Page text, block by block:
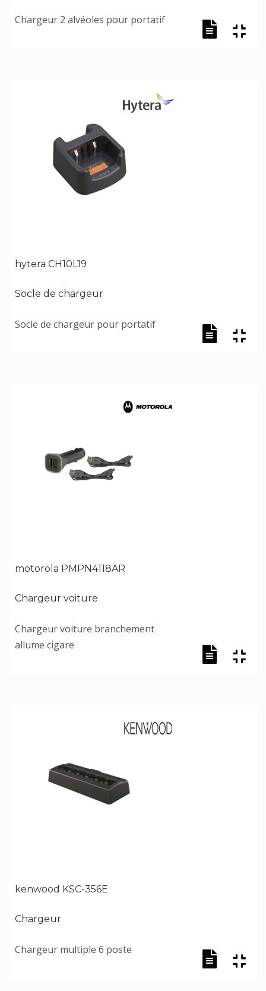
Chargeur 2 alvéoles pour portatif
hytera CH10L19
Socle de chargeur
Socle de chargeur pour portatif
motorola PMPN4118AR
Chargeur voiture
Chargeur voiture branchement
allume cigare
kenwood KSC-356E
Chargeur
Chargeur multiple 6 poste